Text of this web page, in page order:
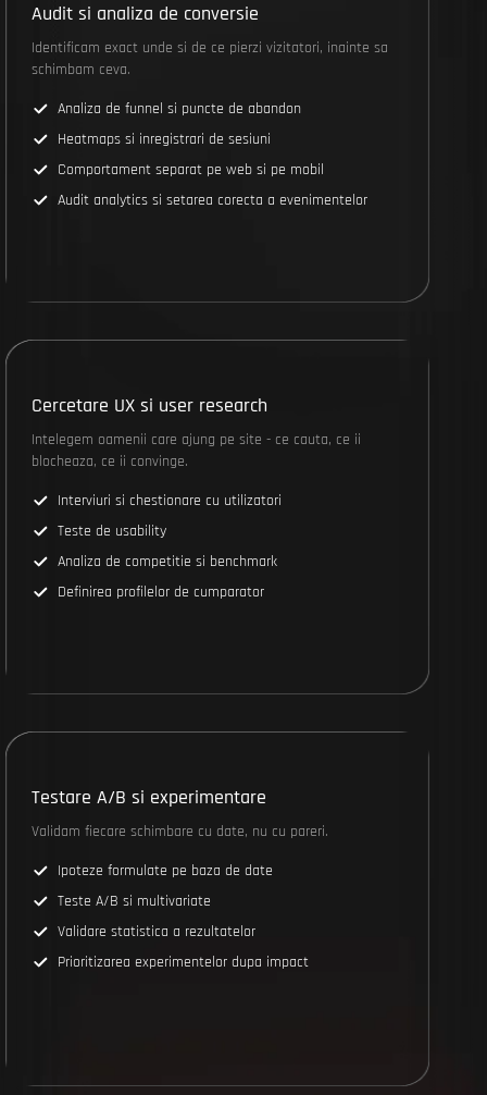
Audit si analiza de conversie
Identificam exact unde si de ce pierzi vizitatori, inainte sa
schimbam ceva.
Analiza de funnel si puncte de abandon
Heatmaps si inregistrari de sesiuni
Comportament separat pe web si pe mobil
Audit analytics si setarea corecta a evenimentelor
Cercetare UX si user research
Intelegem oamenii care ajung pe site - ce cauta, ce ii
blocheaza, ce ii convinge.
Interviuri si chestionare cu utilizatori
Teste de usability
Analiza de competitie si benchmark
Definirea profilelor de cumparator
Testare A/B si experimentare
Validam fiecare schimbare cu date, nu cu pareri.
Ipoteze formulate pe baza de date
Teste A/B si multivariate
Validare statistica a rezultatelor
Prioritizarea experimentelor dupa impact